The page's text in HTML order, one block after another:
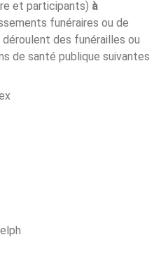
et participants) à
funéraires ou de
des funérailles ou
de santé publique suivantes